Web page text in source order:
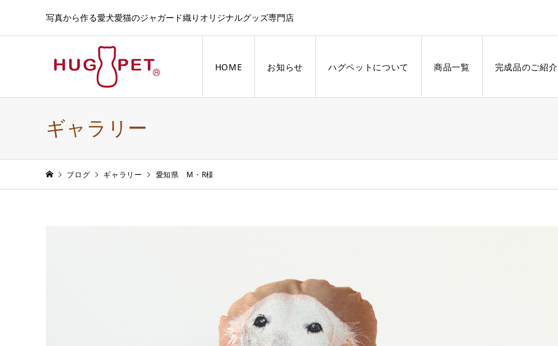
写真から作る愛犬愛猫のジャガード織りオリジナルグッズ専門店
HOME お知らせ ハグペットについて 商品一覧 完成品のご紹介
ギャラリー
ブログ ギャラリー 愛知県 M・R様